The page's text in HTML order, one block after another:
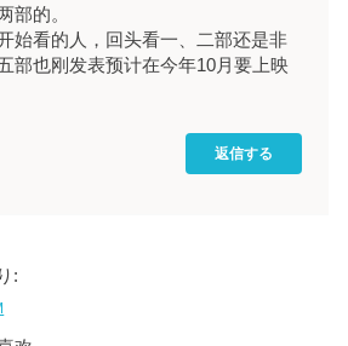
部的。
始看的人，回头看一、二部还是非
部也刚发表预计在今年10月要上映
返信する
: